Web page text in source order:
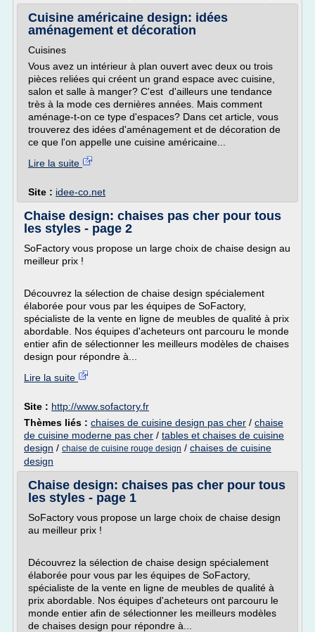
Cuisine américaine design: idées
aménagement et décoration
Cuisines
Vous avez un intérieur à plan ouvert avec deux ou trois
pièces reliées qui créent un grand espace avec cuisine,
salon et salle à manger? C'est d'ailleurs une tendance
très à la mode ces dernières années. Mais comment
aménage-t-on ce type d'espaces? Dans cet article, vous
trouverez des idées d'aménagement et de décoration de
ce que l'on appelle une cuisine américaine...
Lire la suite
Site : idee-co.net
Chaise design: chaises pas cher pour tous
les styles - page 2
SoFactory vous propose un large choix de chaise design au
meilleur prix !
Découvrez la sélection de chaise design spécialement
élaborée pour vous par les équipes de SoFactory,
spécialiste de la vente en ligne de meubles de qualité à prix
abordable. Nos équipes d'acheteurs ont parcouru le monde
entier afin de sélectionner les meilleurs modèles de chaises
design pour répondre à...
Lire la suite
Site : http://www.sofactory.fr
Thèmes liés : chaises de cuisine design pas cher / chaise
de cuisine moderne pas cher / tables et chaises de cuisine
design / chaise de cuisine rouge design / chaises de cuisine
design
Chaise design: chaises pas cher pour tous
les styles - page 1
SoFactory vous propose un large choix de chaise design
au meilleur prix !
Découvrez la sélection de chaise design spécialement
élaborée pour vous par les équipes de SoFactory,
spécialiste de la vente en ligne de meubles de qualité à
prix abordable. Nos équipes d'acheteurs ont parcouru le
monde entier afin de sélectionner les meilleurs modèles
de chaises design pour répondre à...